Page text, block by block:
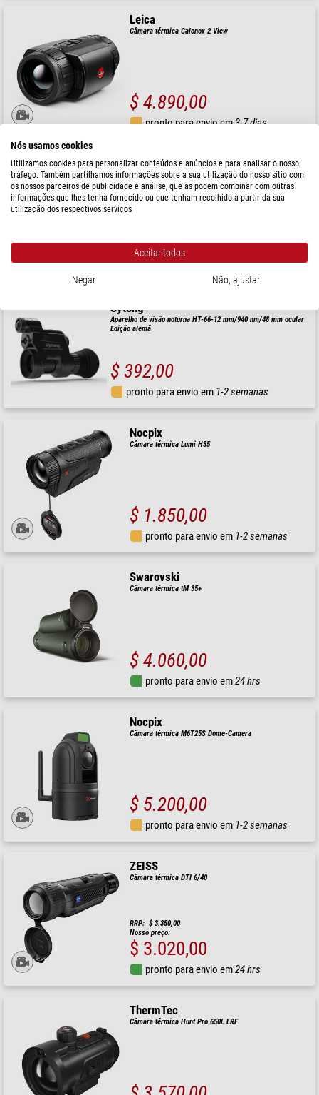
Leica
Câmara térmica Calonox 2 View
$ 4.890,00
pronto para envio em3-7 dias
Leica
Câmara térmica Calonox 2 View LRF
$ 6.000,00
pronto para envio em3-7 dias
Sytong
Aparelho de visão noturna HT-66-12 mm/940 nm/48 mm ocular
Edição alemã
$ 392,00
pronto para envio em 1-2 semanas
Nocpix
Câmara térmica Lumi H35
$ 1.850,00
pronto para envio em 1-2 semanas
Swarovski
Câmara térmica tM 35+
$ 4.060,00
pronto para envio em24 hrs
Nocpix
Câmara térmica M6T25S Dome-Camera
$ 5.200,00
pronto para envio em 1-2 semanas
ZEISS
Câmara térmica DTI 6/40
RRP: $ 3.350,00
Nosso preço:
$ 3.020,00
pronto para envio em24 hrs
ThermTec
Câmara térmica Hunt Pro 650L LRF
Nós usamos cookies
Utilizamos cookies para personalizar conteúdos e anúncios e para analisar o nosso
tráfego. Também partilhamos informações sobre a sua utilização do nosso sítio com
os nossos parceiros de publicidade e análise, que as podem combinar com outras
informações que lhes tenha fornecido ou que tenham recolhido a partir da sua
utilização dos respectivos serviços
Aceitar todos
Negar Não, ajustar